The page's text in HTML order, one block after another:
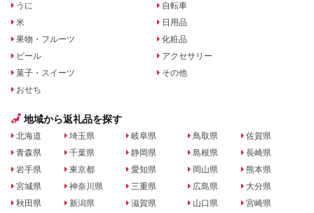
うに
米
果物・フルーツ
ビール
菓子・スイーツ
おせち
自転車
日用品
化粧品
アクセサリー
その他
地域から返礼品を探す
北海道
青森県
岩手県
宮城県
秋田県
埼玉県
千葉県
東京都
神奈川県
新潟県
岐阜県
静岡県
愛知県
三重県
滋賀県
鳥取県
島根県
岡山県
広島県
山口県
佐賀県
長崎県
熊本県
大分県
宮崎県